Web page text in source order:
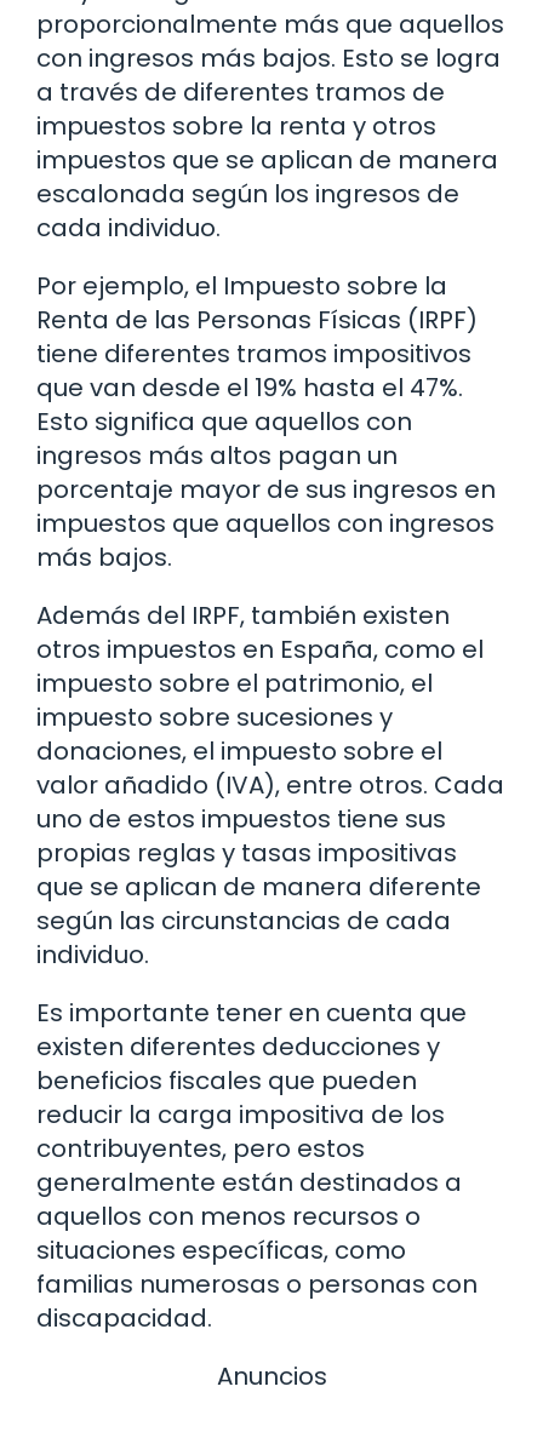
proporcionalmente más que aquellos
con ingresos más bajos. Esto se logra
a través de diferentes tramos de
impuestos sobre la renta y otros
impuestos que se aplican de manera
escalonada según los ingresos de
cada individuo.
Por ejemplo, el Impuesto sobre la
Renta de las Personas Físicas (IRPF)
tiene diferentes tramos impositivos
que van desde el 19% hasta el 47%.
Esto significa que aquellos con
ingresos más altos pagan un
porcentaje mayor de sus ingresos en
impuestos que aquellos con ingresos
más bajos.
Además del IRPF, también existen
otros impuestos en España, como el
impuesto sobre el patrimonio, el
impuesto sobre sucesiones y
donaciones, el impuesto sobre el
valor añadido (IVA), entre otros. Cada
uno de estos impuestos tiene sus
propias reglas y tasas impositivas
que se aplican de manera diferente
según las circunstancias de cada
individuo.
Es importante tener en cuenta que
existen diferentes deducciones y
beneficios fiscales que pueden
reducir la carga impositiva de los
contribuyentes, pero estos
generalmente están destinados a
aquellos con menos recursos o
situaciones específicas, como
familias numerosas o personas con
discapacidad.
Anuncios